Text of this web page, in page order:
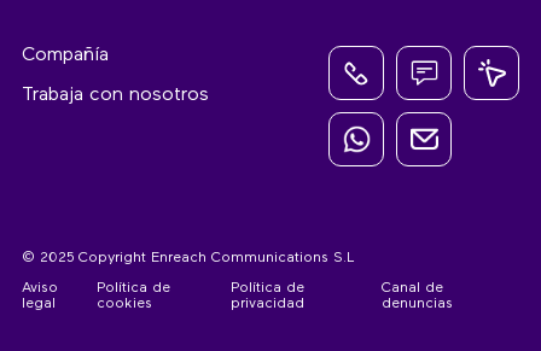
Compañía
Trabaja con nosotros
© 2025 Copyright Enreach Communications S.L
Aviso
legal
Política de
cookies
Política de
privacidad
Canal de
denuncias